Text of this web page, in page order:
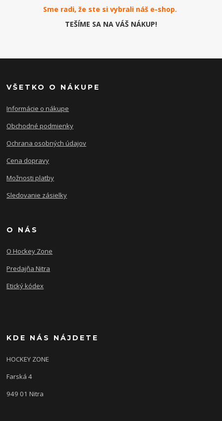
Sme radi, že ste si vybrali náš e-shop.
TEŠÍME SA NA VÁŠ NÁKUP!
VŠETKO O NÁKUPE
Informácie o nákupe
Obchodné podmienky
Ochrana osobných údajov
Cena dopravy
Možnosti platby
Sledovanie zásielky
O NÁS
O Hockey Zone
Predajňa Nitra
Etický kódex
KDE NÁS NÁJDETE
HOCKEY ZONE
Farská 4
949 01 Nitra